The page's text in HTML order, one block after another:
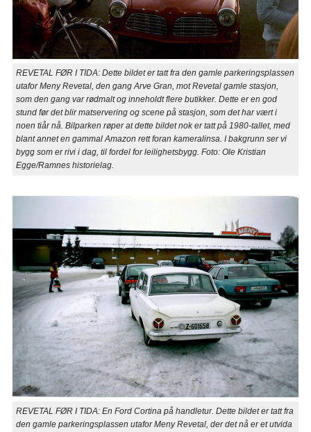
REVETAL FØR I TIDA: Dette bildet er tatt fra den gamle parkeringsplassen
utafor Meny Revetal, den gang Arve Gran, mot Revetal gamle stasjon,
som den gang var rødmalt og inneholdt flere butikker. Dette er en god
stund før det blir matservering og scene på stasjon, som det har vært i
noen tiår nå. Bilparken røper at dette bildet nok er tatt på 1980-tallet, med
blant annet en gammal Amazon rett foran kameralinsa. I bakgrunn ser vi
bygg som er rivi i dag, til fordel for leilighetsbygg. Foto: Ole Kristian
Egge/Ramnes historielag.
REVETAL FØR I TIDA: En Ford Cortina på handletur. Dette bildet er tatt fra
den gamle parkeringsplassen utafor Meny Revetal, der det nå er et utvida